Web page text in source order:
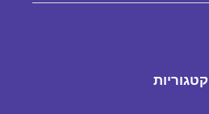
קטגוריות